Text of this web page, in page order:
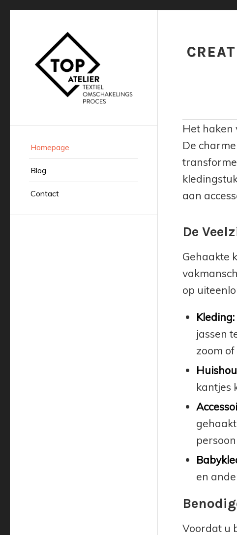
Homepage
Blog
Contact
Het haken
De
aan
De
Gehaakte
op
Kleding:
jassen
zoom
kantjes
en
Voordat u